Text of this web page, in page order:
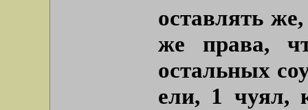
оставлять
же права,
остальных
ели, 1 чуял,